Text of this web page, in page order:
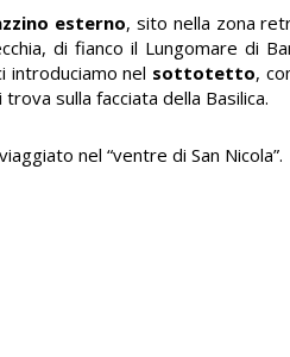
esterno, sito nella zona
di fianco il Lungomare di
introduciamo nel sottotetto,
trova sulla facciata della Basilica.
nel “ventre di San Nicola”.